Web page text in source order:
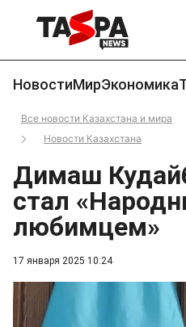
НовостиМирЭкономика
Все новости Казахстана и мира
Новости Казахстана
17 января 2025 10:24
Димаш
стал
любимцем»